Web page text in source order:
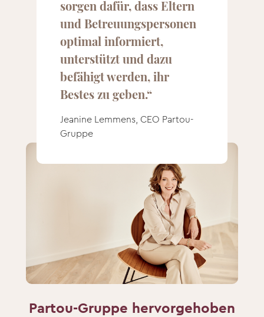
sorgen dafür, dass Eltern
und Betreuungspersonen
optimal informiert,
unterstützt und dazu
befähigt werden, ihr
Bestes zu geben.“
Jeanine Lemmens, CEO Partou-
Gruppe
Partou-Gruppe hervorgehoben